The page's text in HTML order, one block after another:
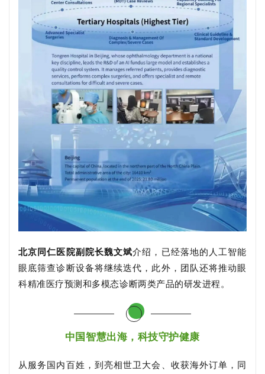
北京同仁医院副院长魏文斌介绍，已经落地的人工智能
眼底筛查诊断设备将继续迭代，此外，团队还将推动眼
科精准医疗预测和多模态诊断两类产品的研发进程。
中国智慧出海，科技守护健康
从服务国内百姓，到亮相世卫大会、收获海外订单，同